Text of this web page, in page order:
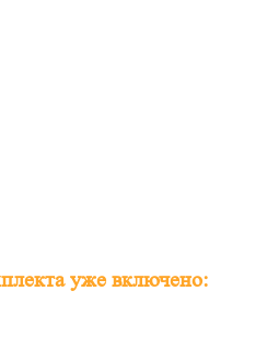
уже включено: